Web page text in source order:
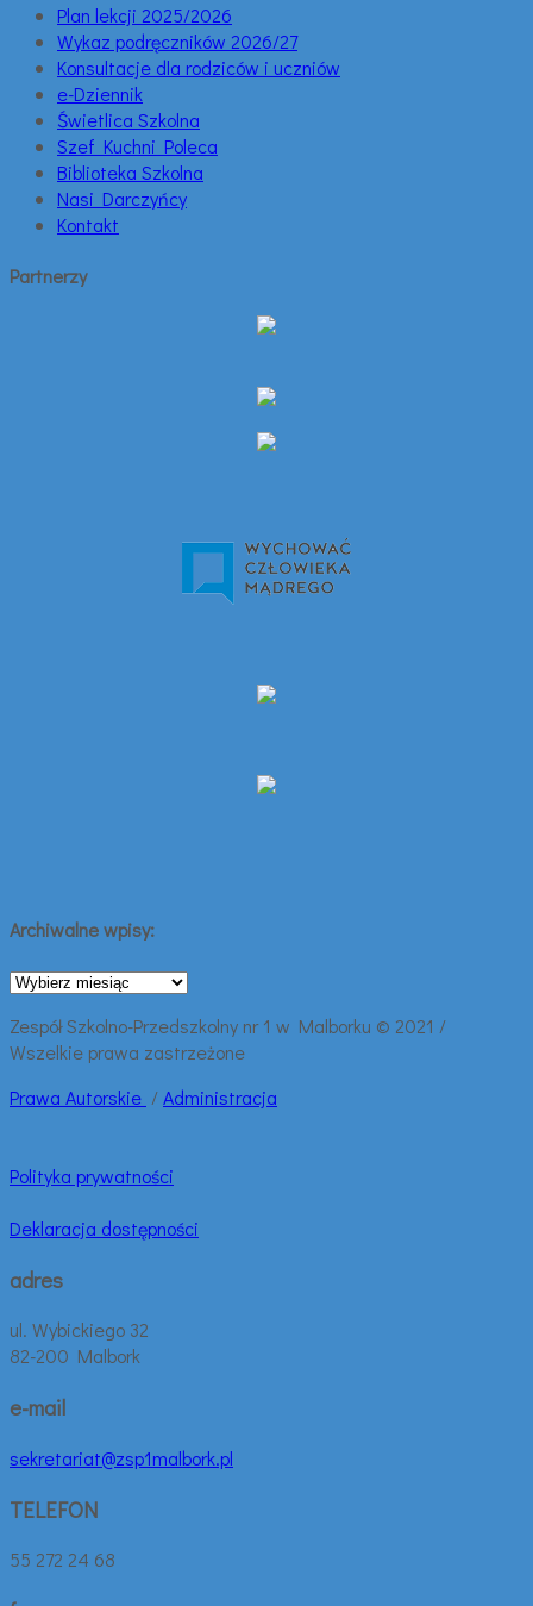
Plan lekcji 2025/2026
Wykaz podręczników 2026/27
Konsultacje dla rodziców i uczniów
e-Dziennik
Świetlica Szkolna
Szef Kuchni Poleca
Biblioteka Szkolna
Nasi Darczyńcy
Kontakt
Partnerzy
Archiwalne wpisy:
Archiwalne
Zespół Szkolno-Przedszkolny nr 1 w Malborku © 2021 /
Wszelkie prawa zastrzeżone
Prawa Autorskie /Administracja
Polityka prywatności
Deklaracja dostępności
adres
ul. Wybickiego 32
82-200 Malbork
e-mail
sekretariat@zsp1malbork.pl
TELEFON
55 272 24 68